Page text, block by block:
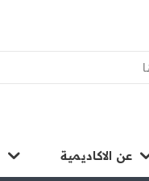
عن الاكاديمية